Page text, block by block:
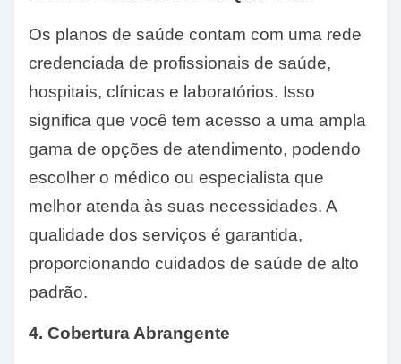
Os planos de saúde contam com uma rede
credenciada de profissionais de saúde,
hospitais, clínicas e laboratórios. Isso
significa que você tem acesso a uma ampla
gama de opções de atendimento, podendo
escolher o médico ou especialista que
melhor atenda às suas necessidades. A
qualidade dos serviços é garantida,
proporcionando cuidados de saúde de alto
padrão.
4. Cobertura Abrangente